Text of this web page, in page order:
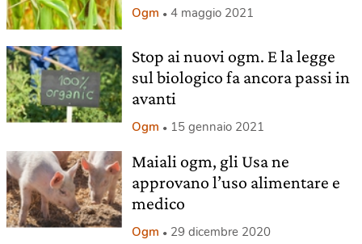
Ogm 4 maggio 2021
Stop ai nuovi ogm. E la legge
sul biologico fa ancora passi in
avanti
Ogm 15 gennaio 2021
Maiali ogm, gli Usa ne
approvano l’uso alimentare e
medico
Ogm 29 dicembre 2020